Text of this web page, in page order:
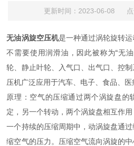
更新时间：2023-06-08 点
无油涡旋空压机是一种通过涡轮旋转
不需要使用润滑油，因此被称为“无
轮、静止叶轮、入气口、出气口、控
压机广泛应用于汽车、电子、食品、医
原理：空气的压缩通过两个涡旋盘的
定，另一个转动，两个涡旋盘相互作
一个持续的压缩周期中，动涡旋盘通
缩空气的压力。压缩空气流向涡旋的